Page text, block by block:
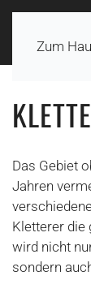
Zum
Das Gebiet
Jahren
Kletterer die
wird nicht
sondern